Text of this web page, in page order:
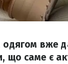
одягом вже
що саме є